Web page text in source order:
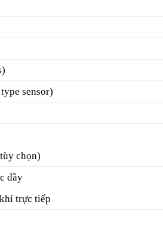
sensor)
chọn)
đầy
trực tiếp